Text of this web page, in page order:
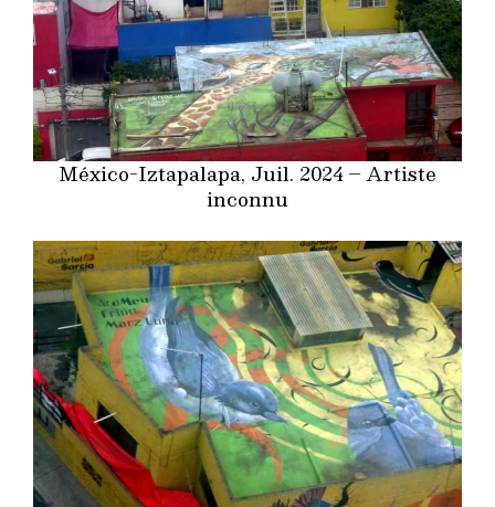
México-Iztapalapa, Juil. 2024 – Artiste
inconnu